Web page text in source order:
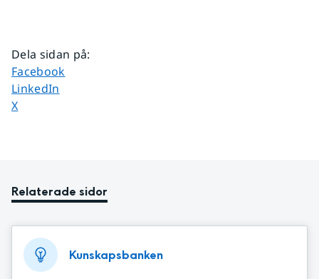
Dela sidan på:
Dela sidan på
Facebook
Dela sidan på
LinkedIn
Dela sidan på
X
Relaterade sidor
Kunskapsbanken